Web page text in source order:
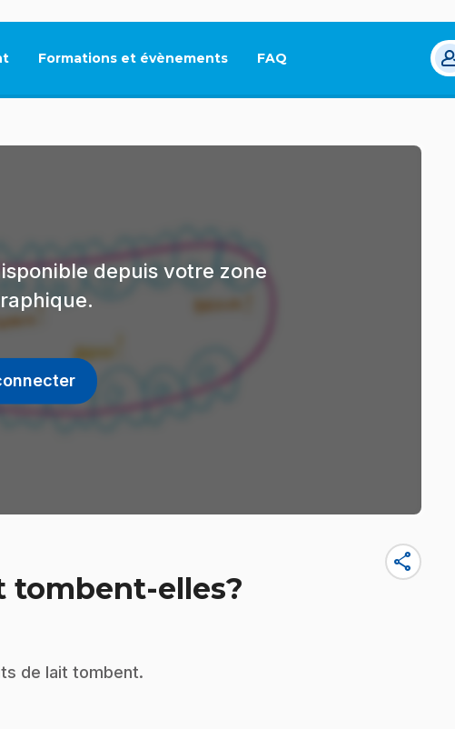
Formations et évènements FAQ
Ce lien s'ouvrira dans un
depuis votre zone
tombent-elles?
share
de lait tombent.